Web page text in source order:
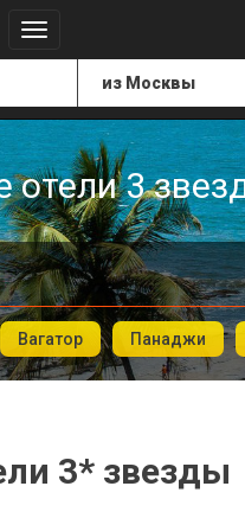
отели 3
Вагатор Панаджи
3* звезды